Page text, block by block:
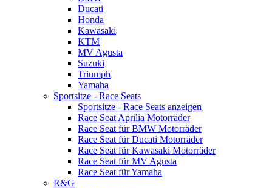
Ducati
Honda
Kawasaki
KTM
MV Agusta
Suzuki
Triumph
Yamaha
Sportsitze - Race Seats
Sportsitze - Race Seats anzeigen
Race Seat Aprilia Motorräder
Race Seat für BMW Motorräder
Race Seat für Ducati Motorräder
Race Seat für Kawasaki Motorräder
Race Seat für MV Agusta
Race Seat für Yamaha
R&G